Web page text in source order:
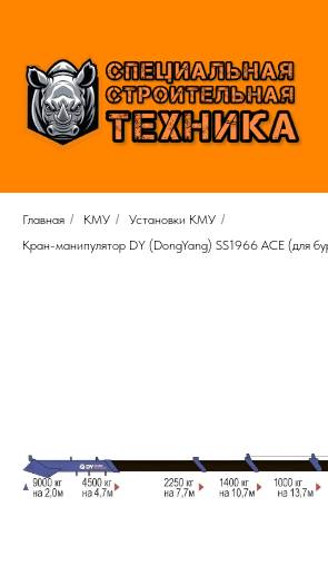
Главная / КМУ / Установки КМУ /
Кран-манипулятор DY (DongYang) SS1966 ACE (для